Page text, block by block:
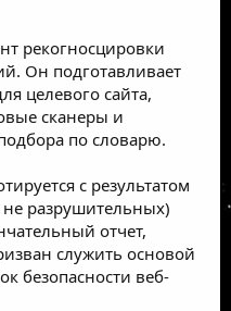
рекогносцировки
Он подготавливает
целевого сайта,
сканеры и
по словарю.
с результатом
разрушительных)
отчет,
служить основой
безопасности веб-